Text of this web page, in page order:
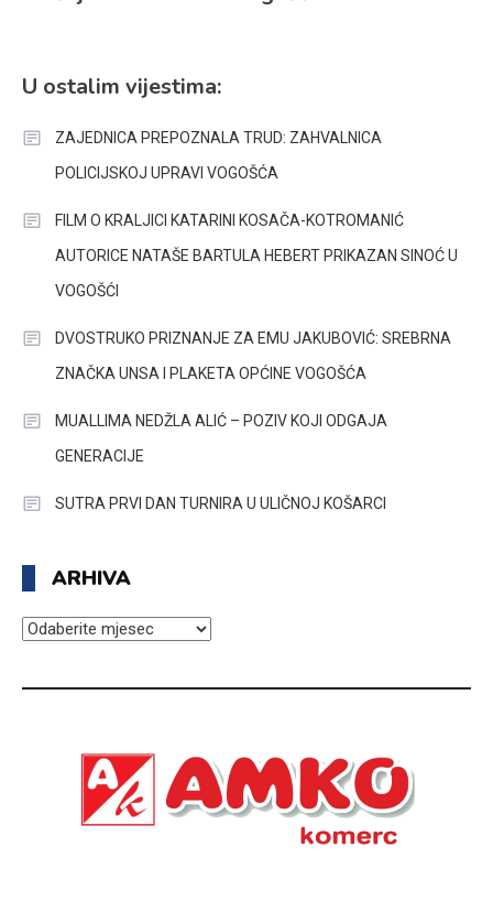
U ostalim vijestima:
ZAJEDNICA PREPOZNALA TRUD: ZAHVALNICA
POLICIJSKOJ UPRAVI VOGOŠĆA
FILM O KRALJICI KATARINI KOSAČA-KOTROMANIĆ
AUTORICE NATAŠE BARTULA HEBERT PRIKAZAN SINOĆ U
VOGOŠĆI
DVOSTRUKO PRIZNANJE ZA EMU JAKUBOVIĆ: SREBRNA
ZNAČKA UNSA I PLAKETA OPĆINE VOGOŠĆA
MUALLIMA NEDŽLA ALIĆ – POZIV KOJI ODGAJA
GENERACIJE
SUTRA PRVI DAN TURNIRA U ULIČNOJ KOŠARCI
ARHIVA
ARHIVA